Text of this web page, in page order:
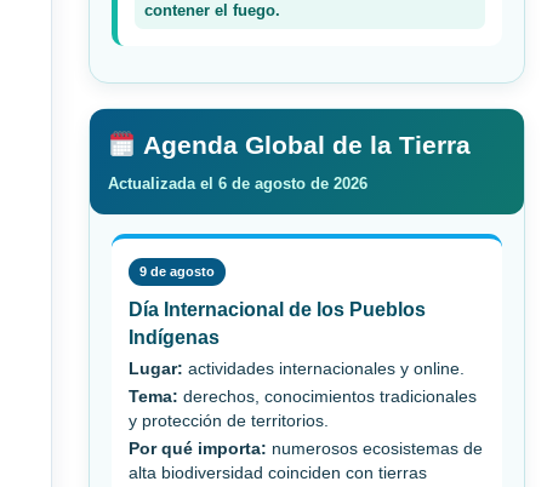
contener el fuego.
Agenda Global de la Tierra
Actualizada el 6 de agosto de 2026
9 de agosto
Día Internacional de los Pueblos
Indígenas
Lugar: actividades internacionales y online.
Tema: derechos, conocimientos tradicionales
y protección de territorios.
Por qué importa: numerosos ecosistemas de
alta biodiversidad coinciden con tierras